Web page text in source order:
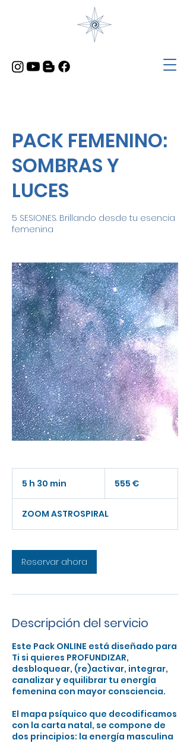
PACK FEMENINO:
SOMBRAS Y
LUCES
5 SESIONES. Brillando desde tu esencia
femenina
5 h 30 min
3
0
m
i
n
555 €
ZOOM ASTROSPIRAL
Reservar ahora
Descripción del servicio
Este Pack ONLINE está diseñado para
Ti si quieres PROFUNDIZAR,
desbloquear, (re)activar, integrar,
canalizar y equilibrar tu energía
femenina con mayor consciencia.
El mapa psíquico que decodificamos
con la carta natal, se compone de
dos principios: la energía masculina